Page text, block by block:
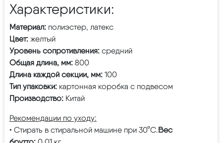
Характеристики:
Материал: полиэстер, латекс
Цвет: желтый
Уровень сопротивления: средний
Общая длина, мм: 800
Длина каждой секции, мм: 100
Тип упаковки: картонная коробка с подвесом
Производство: Китай
Рекомендации по уходу:
• Стирать в стиральной машине при 30°C.Вес